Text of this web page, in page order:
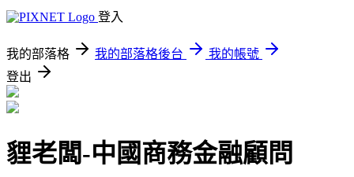
登入
我的部落格 我的部落格後台
我的帳號
登出
貍老闆-中國商務金融顧問